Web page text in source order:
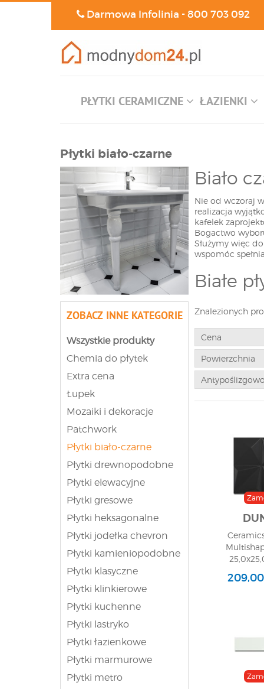
Darmowa Infolinia -800 703 092
PŁYTKI CERAMICZNE ŁAZIENKI
Płytki biało-czarne
Biało
Nie od wczoraj
realizacja
kafelek
Bogactwo
Służymy więc
wspomóc
Białe
Czy istnieje
toalecie,
pomieszczenia
tandetnej
złamanej
odważne
odważyć się na
prostokątne,
łączenie płytek
czyli
Nie wszyscy są
wybierają, są
konwenansów i
onieśmielają
i kurzem na
faktura była
czarnego
Kiedy zrobi się
idealną opcję
dwóch toalet,
domu, a Ty
style
Możliwości
prezentuje się
ZOBACZ INNE KATEGORIE
Wszystkie produkty
Chemia do płytek
Extra cena
Łupek
Mozaiki i dekoracje
Patchwork
Płytki biało-czarne
Płytki drewnopodobne
Płytki elewacyjne
Płytki gresowe
Płytki heksagonalne
Płytki jodełka chevron
Płytki kamieniopodobne
Płytki klasyczne
Płytki klinkierowe
Płytki kuchenne
Płytki lastryko
Płytki łazienkowe
Płytki marmurowe
Płytki metro
Znalezionych
Cena
Powierzchnia